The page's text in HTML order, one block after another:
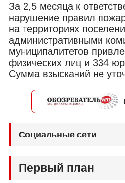
За 2,5 месяца к
нарушение правил
на территориях
административными
муниципалитетов
физических лиц и 334
Сумма взысканий не
Социальные сети
Первый план